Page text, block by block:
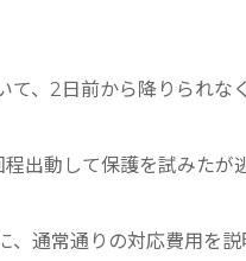
て、2日前から降りられな
出動して保護を試みたが
、通常通りの対応費用を